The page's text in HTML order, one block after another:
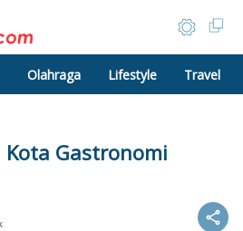
Olahraga Lifestyle Travel
Gastronomi